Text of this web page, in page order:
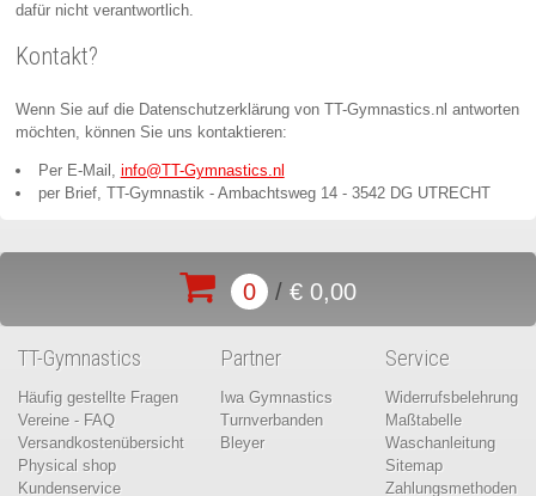
dafür nicht verantwortlich.
Kontakt?
Wenn Sie auf die Datenschutzerklärung von TT-Gymnastics.nl antworten
möchten, können Sie uns kontaktieren:
Per E-Mail, info@TT-Gymnastics.nl
per Brief, TT-Gymnastik - Ambachtsweg 14 - 3542 DG UTRECHT
0 / € 0,00
TT-Gymnastics
Häufig gestellte Fragen
Vereine - FAQ
Versandkostenübersicht
Physical shop
Kundenservice
Partner
Iwa Gymnastics
Turnverbanden
Bleyer
Service
Widerrufsbelehrung
Maßtabelle
Waschanleitung
Sitemap
Zahlungsmethoden